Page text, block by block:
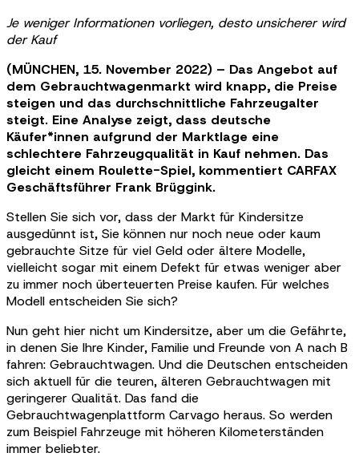
Je weniger Informationen vorliegen, desto unsicherer wird
der Kauf
(MÜNCHEN, 15. November 2022) – Das Angebot auf
dem Gebrauchtwagenmarkt wird knapp, die Preise
steigen und das durchschnittliche Fahrzeugalter
steigt. Eine Analyse zeigt, dass deutsche
Käufer*innen aufgrund der Marktlage eine
schlechtere Fahrzeugqualität in Kauf nehmen. Das
gleicht einem Roulette-Spiel, kommentiert CARFAX
Geschäftsführer Frank Brüggink.
Stellen Sie sich vor, dass der Markt für Kindersitze
ausgedünnt ist, Sie können nur noch neue oder kaum
gebrauchte Sitze für viel Geld oder ältere Modelle,
vielleicht sogar mit einem Defekt für etwas weniger aber
zu immer noch überteuerten Preise kaufen. Für welches
Modell entscheiden Sie sich?
Nun geht hier nicht um Kindersitze, aber um die Gefährte,
in denen Sie Ihre Kinder, Familie und Freunde von A nach B
fahren: Gebrauchtwagen. Und die Deutschen entscheiden
sich aktuell für die teuren, älteren Gebrauchtwagen mit
geringerer Qualität. Das fand die
Gebrauchtwagenplattform Carvago heraus. So werden
zum Beispiel Fahrzeuge mit höheren Kilometerständen
immer beliebter.